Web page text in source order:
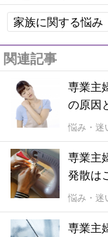
家族に関する悩み
関連記事
専業主
の原因
悩み・迷
専業主
発散は
悩み・迷
専業主